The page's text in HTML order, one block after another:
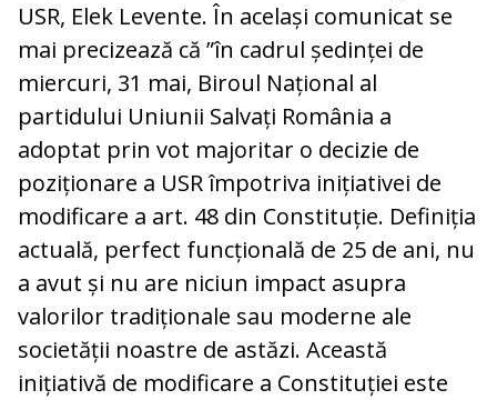
USR, Elek Levente. În același comunicat se
mai precizează că ”în cadrul ședinței de
miercuri, 31 mai, Biroul Național al
partidului Uniunii Salvați România a
adoptat prin vot majoritar o decizie de
poziționare a USR împotriva inițiativei de
modificare a art. 48 din Constituție. Definiția
actuală, perfect funcțională de 25 de ani, nu
a avut și nu are niciun impact asupra
valorilor tradiționale sau moderne ale
societății noastre de astăzi. Această
inițiativă de modificare a Constituției este